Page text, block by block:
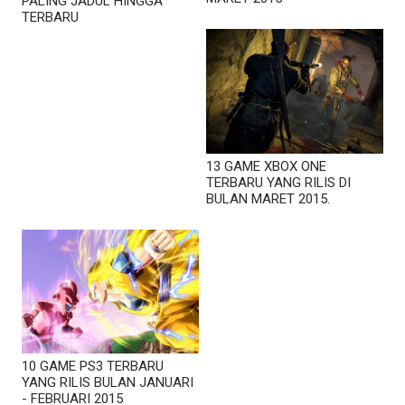
TERBARU
13 GAME XBOX ONE
TERBARU YANG RILIS DI
BULAN MARET 2015.
10 GAME PS3 TERBARU
YANG RILIS BULAN JANUARI
- FEBRUARI 2015